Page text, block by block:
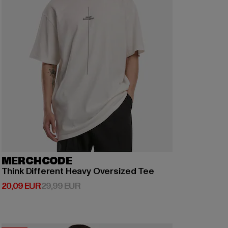
MERCHCODE
Think Different Heavy Oversized Tee
20,09 EUR
Derzeitiger Preis: 20,09 EUR
29,99 EURAktionspreis: 29,99 EUR